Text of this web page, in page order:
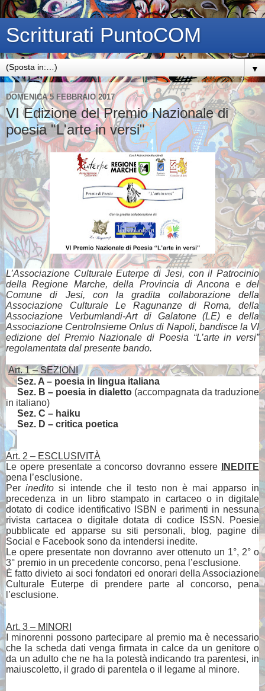
Scritturati PuntoCOM
▼
DOMENICA 5 FEBBRAIO 2017
VI Edizione del Premio Nazionale di
poesia "L'arte in versi"
L’Associazione Culturale Euterpe di Jesi, con il Patrocinio
della Regione Marche, della Provincia di Ancona e del
Comune di Jesi, con la gradita collaborazione della
Associazione Culturale Le Ragunanze di Roma, della
Associazione Verbumlandi-Art di Galatone (LE) e della
Associazione CentroInsieme Onlus di Napoli, bandisce la VI
edizione del Premio Nazionale di Poesia “L’arte in versi”
regolamentata dal presente bando.
Art. 1 – SEZIONI
Sez. A – poesia in lingua italiana
Sez. B – poesia in dialetto (accompagnata da traduzione
in italiano)
Sez. C – haiku
Sez. D – critica poetica
Art. 2 – ESCLUSIVITÀ
Le opere presentate a concorso dovranno essere
INEDITE
pena l’esclusione.
Perinedito si intende che il testo non è mai apparso in
precedenza in un libro stampato in cartaceo o in digitale
dotato di codice identificativo ISBN e parimenti in nessuna
rivista cartacea o digitale dotata di codice ISSN. Poesie
pubblicate ed apparse su siti personali, blog, pagine di
Social e Facebook sono da intendersi inedite.
Le opere presentate non dovranno aver ottenuto un 1°, 2° o
3° premio in un precedente concorso, pena l’esclusione.
È fatto divieto ai soci fondatori ed onorari della Associazione
Culturale Euterpe di prendere parte al concorso, pena
l’esclusione.
Art. 3 – MINORI
I minorenni possono partecipare al premio ma è necessario
che la scheda dati venga firmata in calce da un genitore o
da un adulto che ne ha la potestà indicando tra parentesi, in
maiuscoletto, il grado di parentela o il legame al minore.